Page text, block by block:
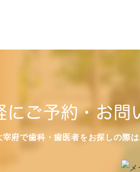
にご予約・お問
宰府で歯科・歯医者をお探しの際